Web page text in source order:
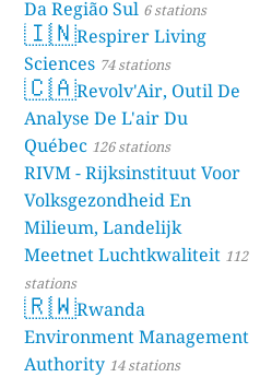
Da Região Sul 6 stations
🇮🇳Respirer Living
Sciences 74 stations
🇨🇦Revolv'Air, Outil De
Analyse De L'air Du
Québec 126 stations
RIVM - Rijksinstituut Voor
Volksgezondheid En
Milieum, Landelijk
Meetnet Luchtkwaliteit 112
stations
🇷🇼Rwanda
Environment Management
Authority 14 stations